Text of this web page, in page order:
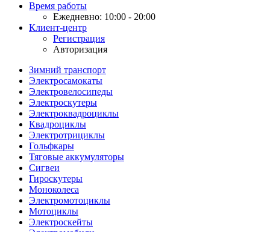
Время работы
Ежедневно: 10:00 - 20:00
Клиент-центр
Регистрация
Авторизация
Зимний транспорт
Электросамокаты
Электровелосипеды
Электроскутеры
Электроквадроциклы
Квадроциклы
Электротрициклы
Гольфкары
Тяговые аккумуляторы
Сигвеи
Гироскутеры
Моноколеса
Электромотоциклы
Мотоциклы
Электроскейты